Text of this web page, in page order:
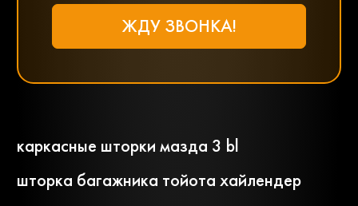
каркасные шторки мазда 3 bl
шторка багажника тойота хайлендер